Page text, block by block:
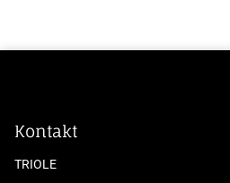
Kontakt
TRIOLE